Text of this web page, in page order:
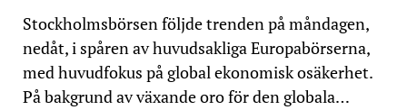
Stockholmsbörsen följde trenden på måndagen,
nedåt, i spåren av huvudsakliga Europabörserna,
med huvudfokus på global ekonomisk osäkerhet.
På bakgrund av växande oro för den globala…